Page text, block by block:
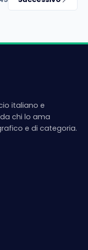
italiano e
chi lo ama
e di categoria.